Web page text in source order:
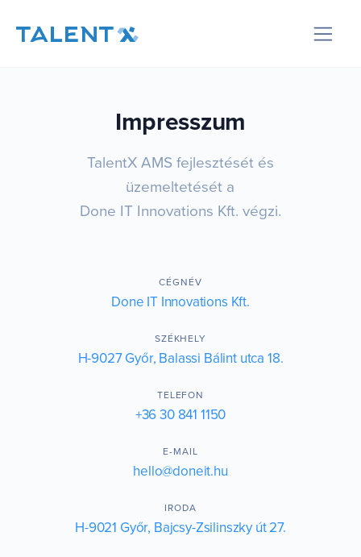
Impresszum
TalentX AMS fejlesztését és
üzemeltetését a
Done IT Innovations Kft. végzi.
CÉGNÉV
Done IT Innovations Kft.
SZÉKHELY
H-9027 Győr, Balassi Bálint utca 18.
TELEFON
+36 30 841 1150
E-MAIL
hello@doneit.hu
IRODA
H-9021 Győr, Bajcsy-Zsilinszky út 27.